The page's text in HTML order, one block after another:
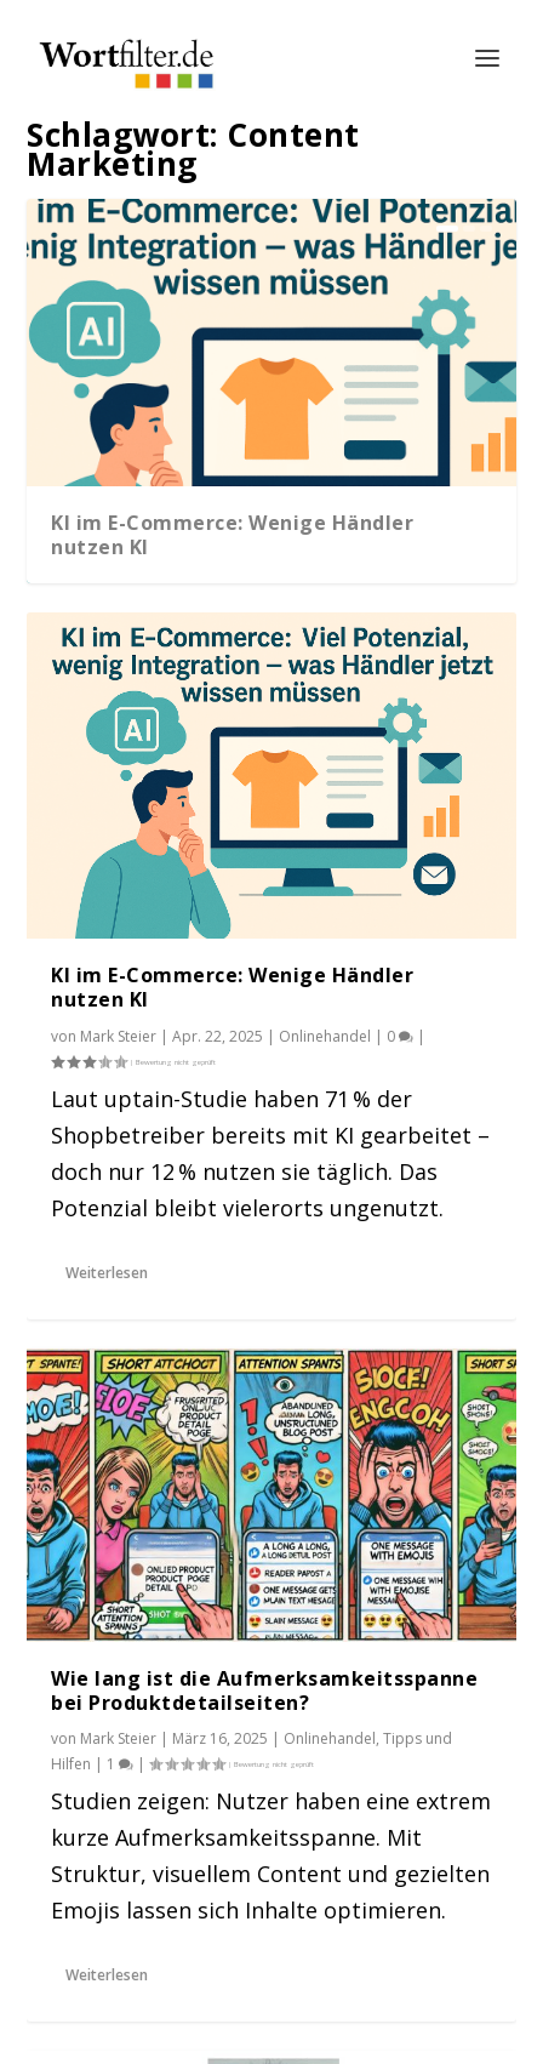
Schlagwort: Content
Marketing
KI im E-Commerce: Wenige Händler
nutzen KI
Wie lang ist die Aufmerksamkeitsspanne
bei Produkt...
Jan Henningsen | Geschäftsführer Off
Price GmbH
KI im E-Commerce: Wenige Händler
nutzen KI
von Mark Steier |Apr. 22, 2025 | Onlinehandel | 0 |
Laut uptain-Studie haben 71 % der
Shopbetreiber bereits mit KI gearbeitet –
doch nur 12 % nutzen sie täglich. Das
Potenzial bleibt vielerorts ungenutzt.
Weiterlesen
Wie lang ist die Aufmerksamkeitsspanne
bei Produktdetailseiten?
von Mark Steier | März 16, 2025 | Onlinehandel,Tipps und
Hilfen | 1 |
Studien zeigen: Nutzer haben eine extrem
kurze Aufmerksamkeitsspanne. Mit
Struktur, visuellem Content und gezielten
Emojis lassen sich Inhalte optimieren.
Weiterlesen